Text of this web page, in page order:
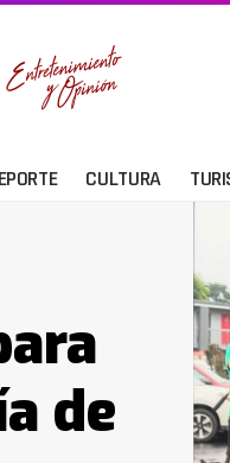
CULTURA
de